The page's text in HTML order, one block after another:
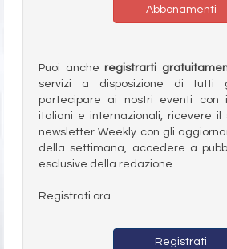
Abbonamenti
Puoi anche registrarti
servizi a disposizione di tutti
partecipare ai nostri eventi con
italiani e internazionali, ricevere il
newsletter Weekly con gli
della settimana, accedere a
esclusive della redazione.
Registrati ora.
Registrati